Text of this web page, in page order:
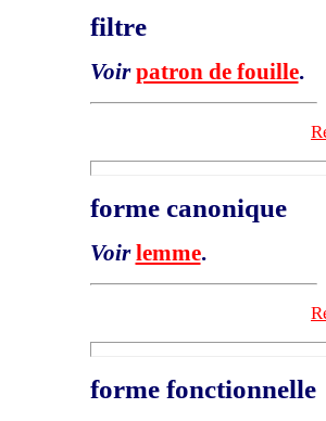
filtre
Voir patron de fouille.
forme canonique
Voir lemme.
forme fonctionnelle